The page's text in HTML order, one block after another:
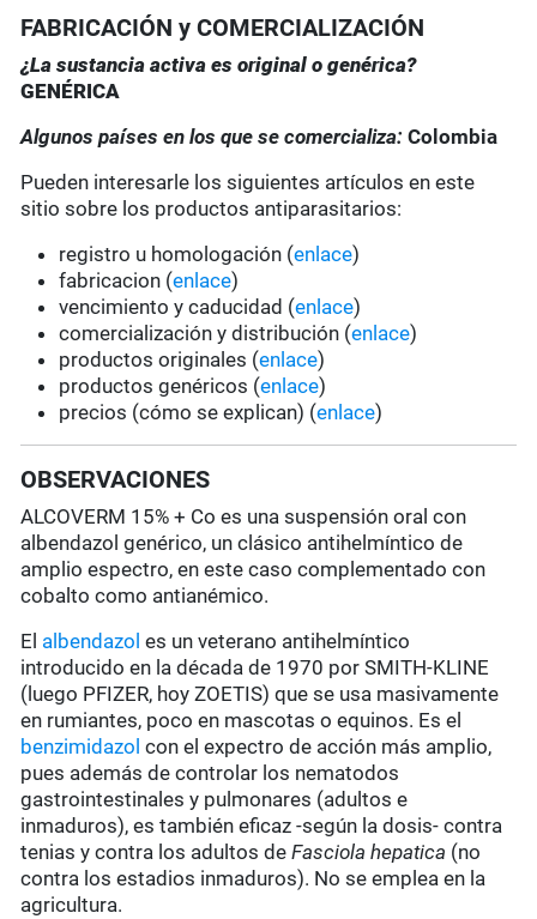
FABRICACIÓN y COMERCIALIZACIÓN
¿La sustancia activa es original o genérica?
GENÉRICA
Algunos países en los que se comercializa:Colombia
Pueden interesarle los siguientes artículos en este
sitio sobre los productos antiparasitarios:
registro u homologación (enlace)
fabricacion (enlace)
vencimiento y caducidad (enlace)
comercialización y distribución (enlace)
productos originales (enlace)
productos genéricos (enlace)
precios (cómo se explican) (enlace)
OBSERVACIONES
ALCOVERM 15% + Co es una suspensión oral con
albendazol genérico, un clásico antihelmíntico de
amplio espectro, en este caso complementado con
cobalto como antianémico.
El albendazol es un veterano antihelmíntico
introducido en la década de 1970 por SMITH-KLINE
(luego PFIZER, hoy ZOETIS) que se usa masivamente
en rumiantes, poco en mascotas o equinos. Es el
benzimidazol con el expectro de acción más amplio,
pues además de controlar los nematodos
gastrointestinales y pulmonares (adultos e
inmaduros), es también eficaz -según la dosis- contra
tenias y contra los adultos deFasciola hepatica (no
contra los estadios inmaduros). No se emplea en la
agricultura.